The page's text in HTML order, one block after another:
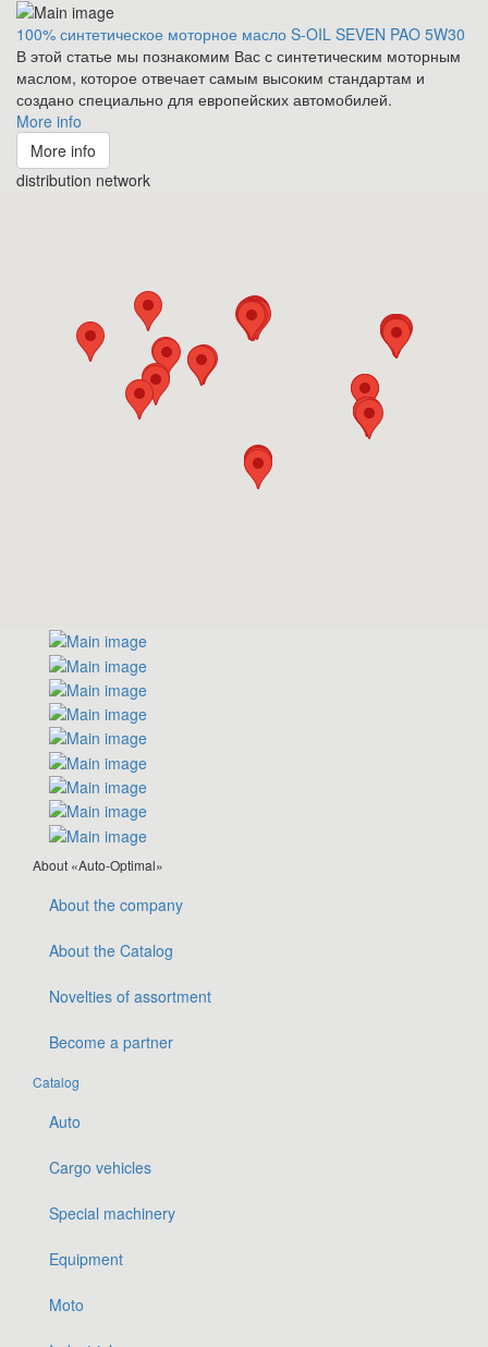
100% синтетическое моторное масло S-OIL SEVEN PAO 5W30
В этой статье мы познакомим Вас с синтетическим моторным
маслом, которое отвечает самым высоким стандартам и
создано специально для европейских автомобилей.
More info
More info
distribution network
About «Auto-Optimal»
About the company
About the Catalog
Novelties of assortment
Become a partner
Catalog
Auto
Cargo vehicles
Special machinery
Equipment
Moto